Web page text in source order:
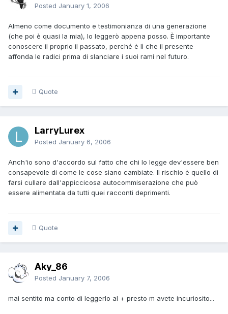
Posted January 1, 2006
Almeno come documento e testimonianza di una generazione
(che poi è quasi la mia), lo leggerò appena posso. È importante
conoscere il proprio il passato, perché è lì che il presente
affonda le radici prima di slanciare i suoi rami nel futuro.
Quote
LarryLurex
Posted January 6, 2006
Anch'io sono d'accordo sul fatto che chi lo legge dev'essere ben
consapevole di come le cose siano cambiate. Il rischio è quello di
farsi cullare dall'appiccicosa autocommiserazione che può
essere alimentata da tutti quei racconti deprimenti.
Quote
Aky_86
Posted January 7, 2006
mai sentito ma conto di leggerlo al + presto m avete incuriosito...